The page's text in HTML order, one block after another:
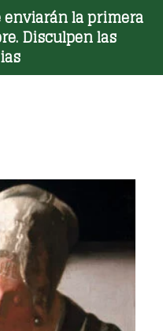
enviarán la primera
Disculpen las
Toggle Menu